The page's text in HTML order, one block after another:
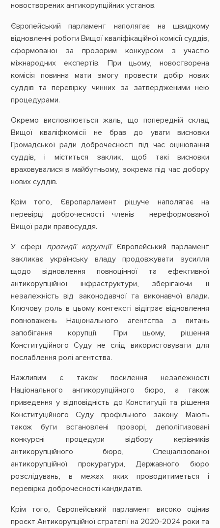
новостворених антикорупційних установ.
Європейський парламент наполягає на швидкому
відновленні роботи Вищої кваліфікаційної комісії суддів,
сформованої за прозорим конкурсом з участю
міжнародних експертів. При цьому, новостворена
комісія повинна мати змогу провести добір нових
суддів та перевірку чинних за затвердженими нею
процедурами.
Окремо висловлюється жаль, що попередній склад
Вищої кваліфкомісії не брав до уваги висновки
Громадської ради доброчесності під час оцінювання
суддів, і міститься заклик, щоб такі висновки
враховувалися в майбутньому, зокрема під час добору
нових суддів.
Крім того, Європарламент рішуче наполягає на
перевірці доброчесності членів нереформованої
Вищої ради правосуддя.
У сфері протидії корупціїЄвропейський парламент
закликає українську владу продовжувати зусилля
щодо відновлення повноцінної та ефективної
антикорупційної інфраструктури, зберігаючи її
незалежність від законодавчої та виконавчої влади.
Ключову роль в цьому контексті відіграє відновлення
повноважень Національного агентства з питань
запобігання корупції. При цьому, рішення
Конституційного Суду не слід використовувати для
послаблення ролі агентства.
Важливим є також посилення незалежності
Національного антикорупційного бюро, а також
приведення у відповідність до Конституції та рішення
Конституційного Суду профільного закону. Мають
також бути встановлені прозорі, деполітизовані
конкурсні процедури відбору керівників
антикорупційного бюро, Спеціалізованої
антикорупційної прокуратури, Державного бюро
розслідувань, в межах яких проводитиметься і
перевірка доброчесності кандидатів.
Крім того, Європейський парламент високо оцінив
проєкт Антикорупційної стратегії на 2020-2024 роки та